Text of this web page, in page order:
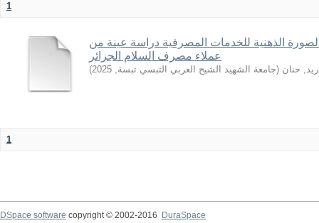
1
الذهنية للخدمات المصرفية دراسة عينة من
عملاء مصرف السلام الجزائر
حنان (جامعة الشهيد الشيخ العربي التبسي تبسة,
2025
)
1
DSpace software copyright © 2002-2016
DuraSpace